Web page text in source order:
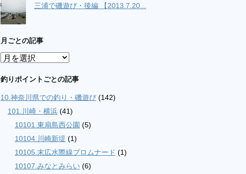
三浦で磯遊び・後編 【2013.7.20...
月ごとの記事
月
と
記
釣りポイントごとの記事
10.神奈川県での釣り・磯遊び (142)
101.川崎・横浜 (41)
10101.東扇島西公園 (5)
10104.川崎新堤 (1)
10105.末広水際線プロムナード (1)
10107.みなとみらい (6)